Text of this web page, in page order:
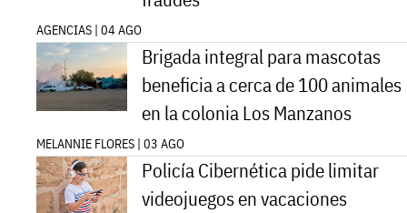
AGENCIAS | 04 AGO
Brigada integral para mascotas
beneficia a cerca de 100 animales
en la colonia Los Manzanos
MELANNIE FLORES | 03 AGO
Policía Cibernética pide limitar
videojuegos en vacaciones